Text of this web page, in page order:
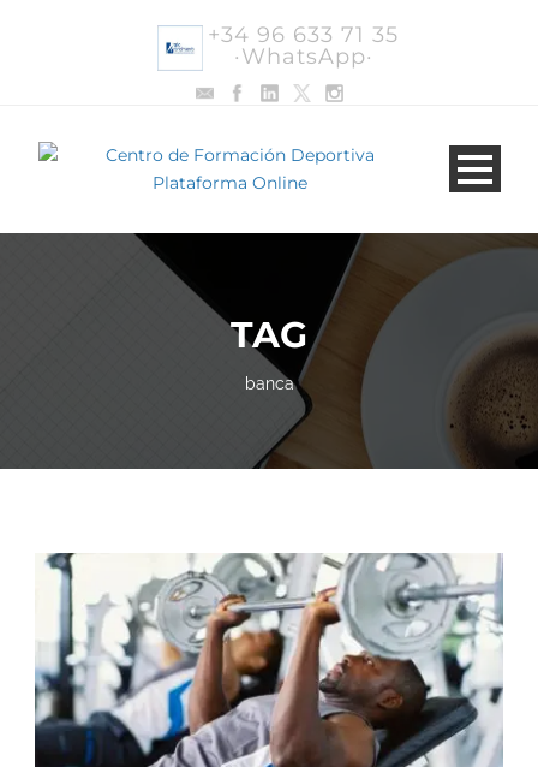
+34 96 633 71 35
·WhatsApp·
TAG
banca